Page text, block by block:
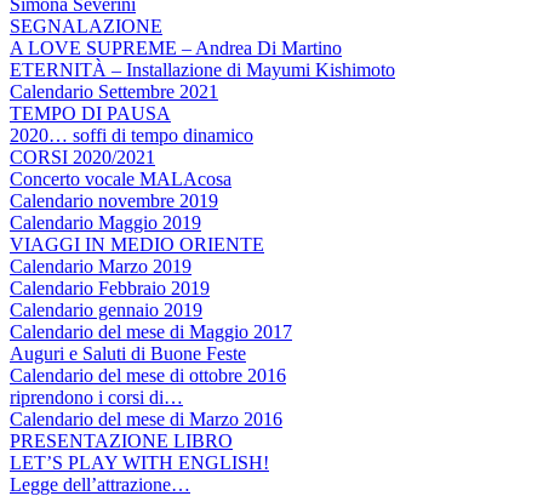
SEGNALAZIONE
A LOVE SUPREME – Andrea Di Martino
ETERNITÀ – Installazione di Mayumi Kishimoto
Calendario Settembre 2021
TEMPO DI PAUSA
2020… soffi di tempo dinamico
CORSI 2020/2021
Concerto vocale MALAcosa
Calendario novembre 2019
Calendario Maggio 2019
VIAGGI IN MEDIO ORIENTE
Calendario Marzo 2019
Calendario Febbraio 2019
Calendario gennaio 2019
Calendario del mese di Maggio 2017
Auguri e Saluti di Buone Feste
Calendario del mese di ottobre 2016
riprendono i corsi di…
Calendario del mese di Marzo 2016
PRESENTAZIONE LIBRO
LET’S PLAY WITH ENGLISH!
Legge dell’attrazione…